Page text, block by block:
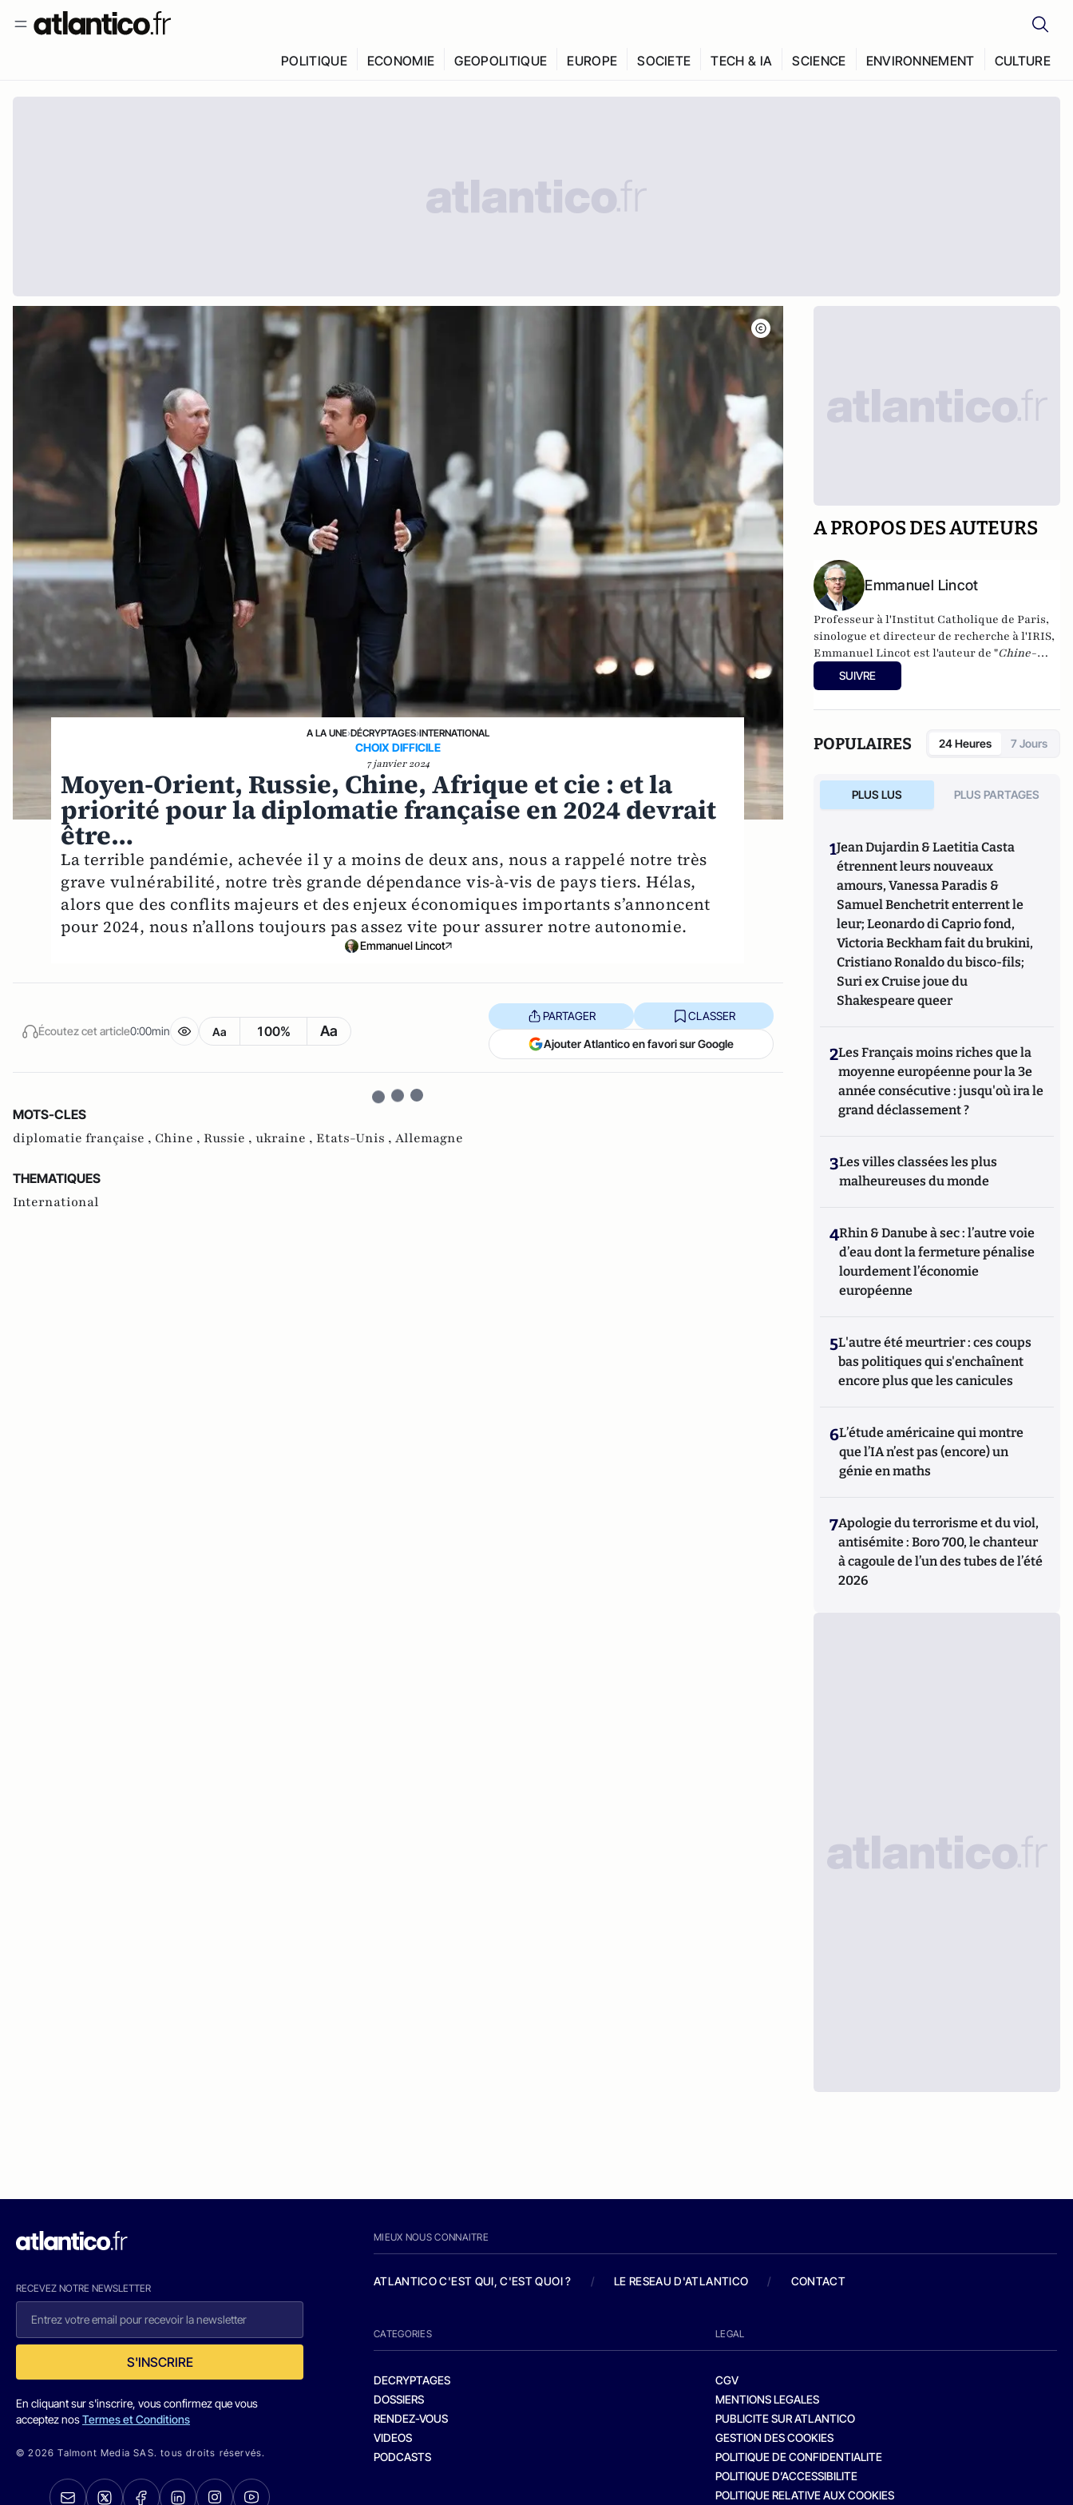
POLITIQUE ECONOMIE GEOPOLITIQUE EUROPE SOCIETE TECH & IA SCIENCE ENVIRONNEMENT CULTURE
A LA UNE›DÉCRYPTAGES›INTERNATIONAL
CHOIX DIFFICILE
7 janvier 2024
Moyen-Orient, Russie, Chine, Afrique et cie : et la
priorité pour la diplomatie française en 2024 devrait
être…
La terrible pandémie, achevée il y a moins de deux ans, nous a rappelé notre très
grave vulnérabilité, notre très grande dépendance vis-à-vis de pays tiers. Hélas,
alors que des conflits majeurs et des enjeux économiques importants s’annoncent
pour 2024, nous n’allons toujours pas assez vite pour assurer notre autonomie.
Emmanuel Lincot
Écoutez cet article0:00min Aa 100% Aa
PARTAGER CLASSER
Ajouter Atlantico en favori sur Google
MOTS-CLES
diplomatie française , Chine , Russie , ukraine , Etats-Unis , Allemagne
THEMATIQUES
International
A PROPOS DES AUTEURS
Emmanuel Lincot
Professeur à l'Institut Catholique de Paris,
sinologue et directeur de recherche à l'IRIS,
Emmanuel Lincot est l'auteur de "Chine-
Inde. La guerre des mondes
Cerf (à paraître le 27 février).
SUIVRE
POPULAIRES 24 Heures 7 Jours
PLUS LUS PLUS PARTAGES
1Jean Dujardin & Laetitia Casta
étrennent leurs nouveaux
amours, Vanessa Paradis &
Samuel Benchetrit enterrent le
leur; Leonardo di Caprio fond,
Victoria Beckham fait du brukini,
Cristiano Ronaldo du bisco-fils;
Suri ex Cruise joue du
Shakespeare queer
2Les Français moins riches que la
moyenne européenne pour la 3e
année consécutive : jusqu'où ira le
grand déclassement ?
3Les villes classées les plus
malheureuses du monde
4Rhin & Danube à sec : l’autre voie
d’eau dont la fermeture pénalise
lourdement l’économie
européenne
5L'autre été meurtrier : ces coups
bas politiques qui s'enchaînent
encore plus que les canicules
6L’étude américaine qui montre
que l’IA n’est pas (encore) un
génie en maths
7Apologie du terrorisme et du viol,
antisémite : Boro 700, le chanteur
à cagoule de l’un des tubes de l’été
2026
RECEVEZ NOTRE NEWSLETTER
S'INSCRIRE
En cliquant sur s'inscrire, vous confirmez que vous
acceptez nosTermes et Conditions
© 2026 Talmont Media SAS. tous droits réservés.
MIEUX NOUS CONNAITRE
ATLANTICO C'EST QUI, C'EST QUOI ? / LE RESEAU D'ATLANTICO / CONTACT
CATEGORIES
DECRYPTAGES
DOSSIERS
RENDEZ-VOUS
VIDEOS
PODCASTS
LEGAL
CGV
MENTIONS LEGALES
PUBLICITE SUR ATLANTICO
GESTION DES COOKIES
POLITIQUE DE CONFIDENTIALITE
POLITIQUE D’ACCESSIBILITE
POLITIQUE RELATIVE AUX COOKIES